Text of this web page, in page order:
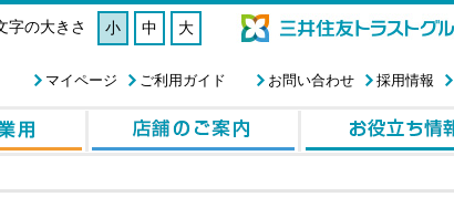
字の大きさ 小 中 大
採用情報
お問い合わせ
ご利用ガイド
マイページ